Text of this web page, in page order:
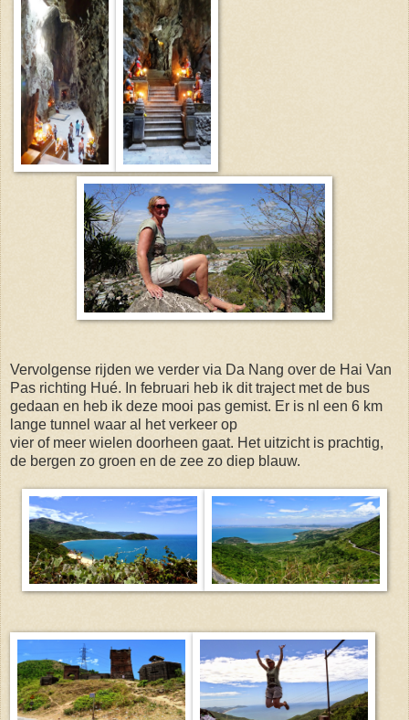
Vervolgense rijden we verder via Da Nang over de Hai Van
Pas richting Hué. In februari heb ik dit traject met de bus
gedaan en heb ik deze mooi pas gemist. Er is nl een 6 km
lange tunnel waar al het verkeer op
vier of meer wielen doorheen gaat. Het uitzicht is prachtig,
de bergen zo groen en de zee zo diep blauw.